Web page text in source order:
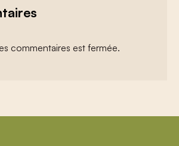
commentaires est fermée.